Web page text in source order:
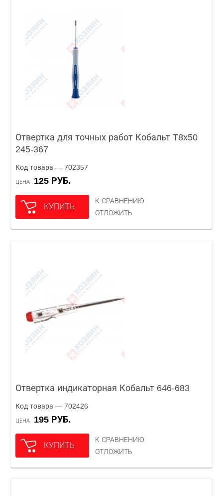
Отвертка для точных работ Кобальт T8x50
245-367
Код товара — 702357
ЦЕНА 125 РУБ.
КУПИТЬ
К СРАВНЕНИЮ
ОТЛОЖИТЬ
Отвертка индикаторная Кобальт 646-683
Код товара — 702426
ЦЕНА 195 РУБ.
КУПИТЬ
К СРАВНЕНИЮ
ОТЛОЖИТЬ